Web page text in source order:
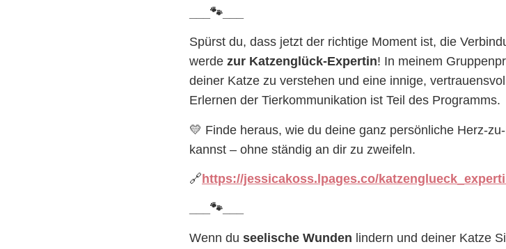
🐾
Spürst du, dass jetzt der richtige Moment ist, die
werde zur Katzenglück-Expertin! In meinem
deiner Katze zu verstehen und eine innige,
Erlernen der Tierkommunikation ist Teil des Programms.
💛 Finde heraus, wie du deine ganz persönliche Herz-
kannst – ohne ständig an dir zu zweifeln.
🔗https://jessicakoss.lpages.co/
🐾___
Wenn du seelische Wunden lindern und deiner Katze